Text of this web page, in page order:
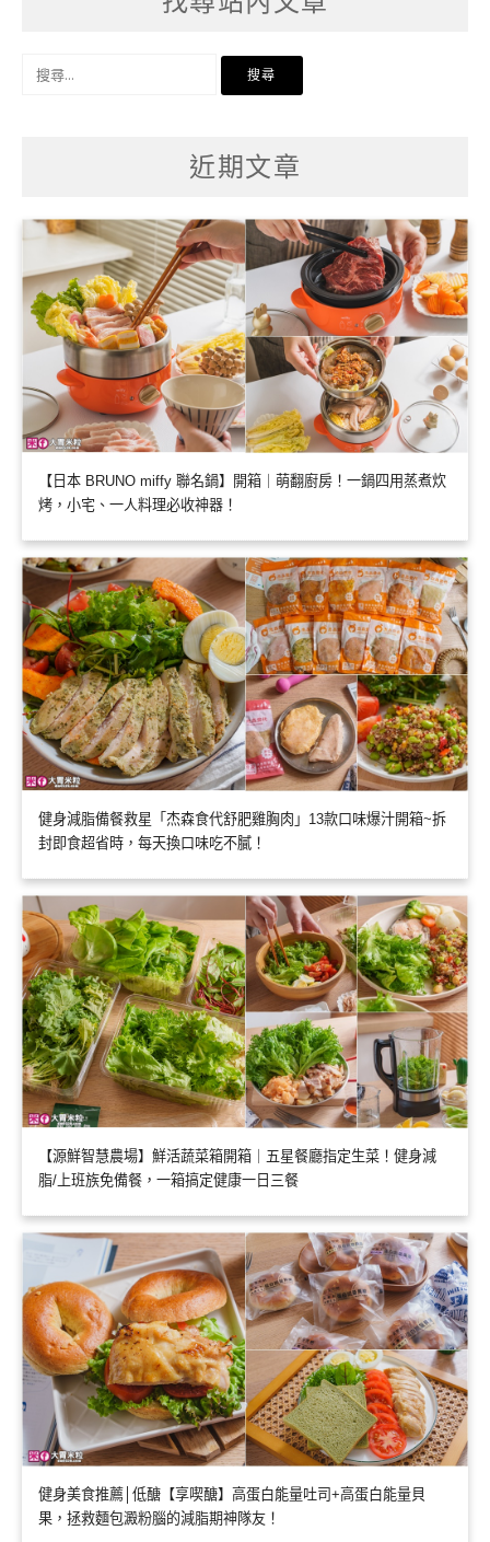
近期文章
【日本 BRUNO miffy 聯名鍋】開箱｜萌翻廚房！一鍋四用蒸煮炊
烤，小宅、一人料理必收神器！
健身減脂備餐救星「杰森食代舒肥雞胸肉」13款口味爆汁開箱~拆
封即食超省時，每天換口味吃不膩！
【源鮮智慧農場】鮮活蔬菜箱開箱｜五星餐廳指定生菜！健身減
脂/上班族免備餐，一箱搞定健康一日三餐
健身美食推薦│低醣【享喫醣】高蛋白能量吐司+高蛋白能量貝
果，拯救麵包澱粉腦的減脂期神隊友！